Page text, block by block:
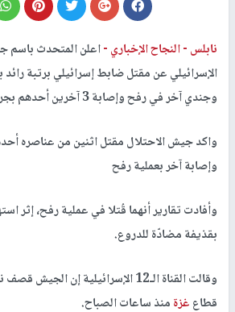
نابلس -النجاح الإخباري -اعلن المتحدث باسم
الإسرائيلي عن مقتل ضابط إسرائيلي برتبة
وجندي آخر في رفح وإصابة 3 آخرين أحدهم بجروح خطيرة
واكد جيش الاحتلال مقتل اثنين من عناصره
وإصابة آخر بعملية رفح
وأفادت تقارير أنهما قُتلا في عملية رفح، إثر
بقذيفة مضادّة للدروع.
قطاعغزةمنذ ساعات الصباح.